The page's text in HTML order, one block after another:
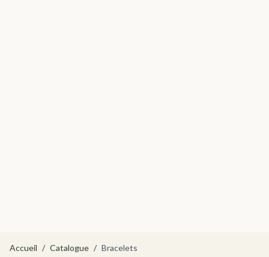
Accueil / Catalogue / Bracelets